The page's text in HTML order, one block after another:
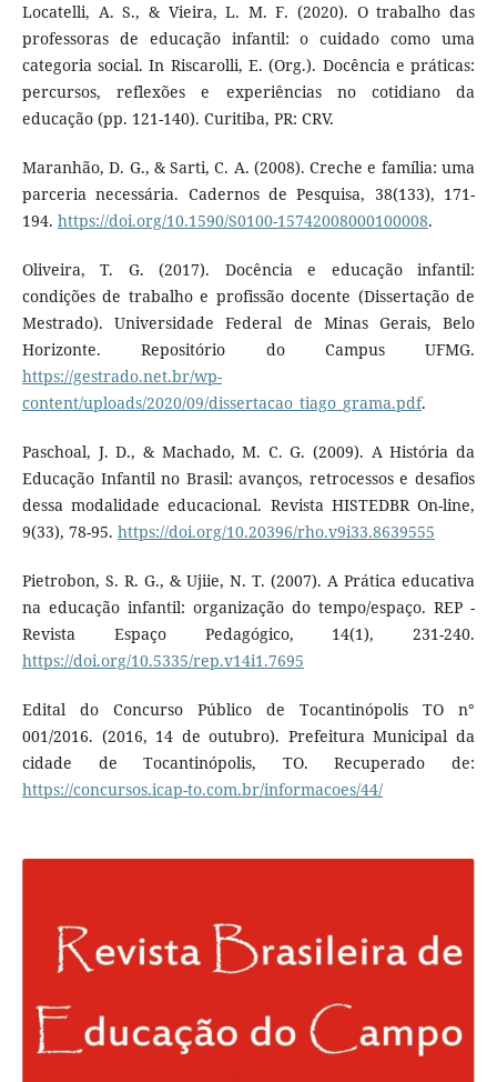
Locatelli, A. S., & Vieira, L. M. F. (2020). O trabalho das
professoras de educação infantil: o cuidado como uma
categoria social. In Riscarolli, E. (Org.). Docência e práticas:
percursos, reflexões e experiências no cotidiano da
educação (pp. 121-140). Curitiba, PR: CRV.
Maranhão, D. G., & Sarti, C. A. (2008). Creche e família: uma
parceria necessária. Cadernos de Pesquisa, 38(133), 171-
194. https://doi.org/10.1590/S0100-15742008000100008.
Oliveira, T. G. (2017). Docência e educação infantil:
condições de trabalho e profissão docente (Dissertação de
Mestrado). Universidade Federal de Minas Gerais, Belo
Horizonte. Repositório do Campus UFMG.
https://gestrado.net.br/wp-
content/uploads/2020/09/dissertacao_tiago_grama.pdf.
Paschoal, J. D., & Machado, M. C. G. (2009). A História da
Educação Infantil no Brasil: avanços, retrocessos e desafios
dessa modalidade educacional. Revista HISTEDBR On-line,
9(33), 78-95. https://doi.org/10.20396/rho.v9i33.8639555
Pietrobon, S. R. G., & Ujiie, N. T. (2007). A Prática educativa
na educação infantil: organização do tempo/espaço. REP -
Revista Espaço Pedagógico, 14(1), 231-240.
https://doi.org/10.5335/rep.v14i1.7695
Edital do Concurso Público de Tocantinópolis TO n°
001/2016. (2016, 14 de outubro). Prefeitura Municipal da
cidade de Tocantinópolis, TO. Recuperado de:
https://concursos.icap-to.com.br/informacoes/44/